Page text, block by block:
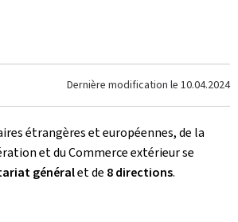
Dernière modification le 10.04.2024
étrangères et européennes, de la
et du Commerce extérieur se
généralet de 8 directions.